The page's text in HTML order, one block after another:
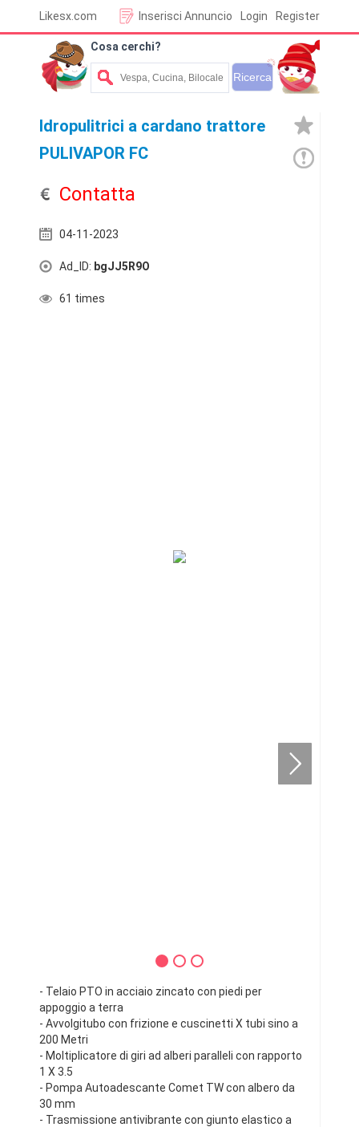
Likesx.com Login Register
Inserisci Annuncio
Cosa cerchi?
Idropulitrici a cardano trattore
PULIVAPOR FC
Contatta
04-11-2023
Ad_ID: bgJJ5R9O
61 times
- Telaio PTO in acciaio zincato con piedi per
appoggio a terra
- Avvolgitubo con frizione e cuscinetti X tubi sino a
200 Metri
- Moltiplicatore di giri ad alberi paralleli con rapporto
1 X 3.5
- Pompa Autoadescante Comet TW con albero da
30 mm
- Trasmissione antivibrante con giunto elastico a